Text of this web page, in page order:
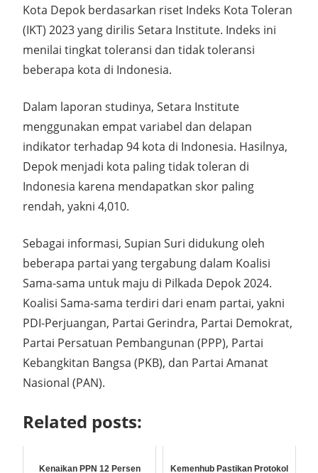
Kota Depok berdasarkan riset Indeks Kota Toleran
(IKT) 2023 yang dirilis Setara Institute. Indeks ini
menilai tingkat toleransi dan tidak toleransi
beberapa kota di Indonesia.
Dalam laporan studinya, Setara Institute
menggunakan empat variabel dan delapan
indikator terhadap 94 kota di Indonesia. Hasilnya,
Depok menjadi kota paling tidak toleran di
Indonesia karena mendapatkan skor paling
rendah, yakni 4,010.
Sebagai informasi, Supian Suri didukung oleh
beberapa partai yang tergabung dalam Koalisi
Sama-sama untuk maju di Pilkada Depok 2024.
Koalisi Sama-sama terdiri dari enam partai, yakni
PDI-Perjuangan, Partai Gerindra, Partai Demokrat,
Partai Persatuan Pembangunan (PPP), Partai
Kebangkitan Bangsa (PKB), dan Partai Amanat
Nasional (PAN).
Related posts:
Kenaikan PPN 12 Persen Kemenhub Pastikan Protokol